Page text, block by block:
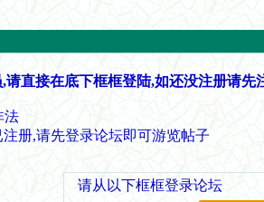
请直接在底下框框登陆,如还没注册请先
法
册,请先登录论坛即可游览帖子
请从以下框框登录论坛